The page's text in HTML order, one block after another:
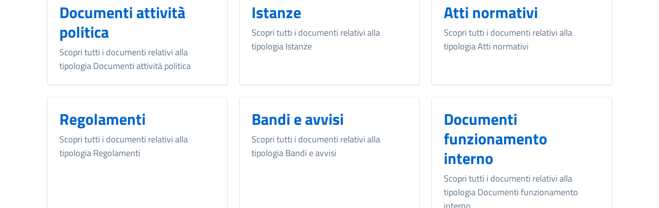
Documenti attività
politica
Scopri tutti i documenti relativi alla
tipologia Documenti attività politica
Istanze
Scopri tutti i documenti relativi alla
tipologia Istanze
Atti normativi
Scopri tutti i documenti relativi alla
tipologia Atti normativi
Regolamenti
Scopri tutti i documenti relativi alla
tipologia Regolamenti
Bandi e avvisi
Scopri tutti i documenti relativi alla
tipologia Bandi e avvisi
Documenti
funzionamento
interno
Scopri tutti i documenti relativi alla
tipologia Documenti funzionamento